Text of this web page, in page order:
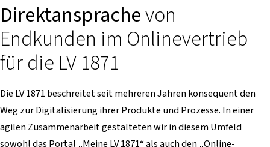
Direktansprachevon
Endkunden im Onlinevertrieb
für die LV 1871
Die LV 1871 beschreitet seit mehreren Jahren konsequent den
Weg zur Digitalisierung ihrer Produkte und Prozesse. In einer
agilen Zusammenarbeit gestalteten wir in diesem Umfeld
sowohl das Portal „Meine LV 1871“ als auch den „Online-